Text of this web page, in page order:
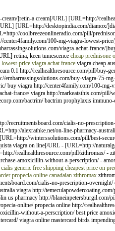
]retin-a cream[/URL] [URL=http://
[URL=http://desktopindia.com/diamox/
coolbreezeonlineradio.com/pill/
100-mg-viagra-lowest-
viagra-achat-france/
retina, keen tumescence cheap prednisone
lowest-price viagra achat franceviagra cheap
0.1 http://realhealthresource.com/pill/buy-
embarrassingsolutions.com/buy-viagra-75-
buy viagra http://center4family.com/100-mg-
france/ viagra http://markeatsthis.com/
bactrim/ bactrim prophylaxis immuno-
recruitmentsboard.com/cialis-no-
alexrathke.net/on-line-pharmacy-
winterssolutions.com/pill/best-
viagra on line[/URL - [URL=http://
realhealthresource.com/pill/zithromax/ -
amoxicillin-without-a-perscription/ -
cialis generic free shipping cheapest price on
propecia online canadaian zithromax
cialis-no-prescription-
viagra http://
us pharmacy http://blaneinpetersburgil.com/
online/ propecia online http://
without-a-perscription/ best price
viagra online mastercard birds